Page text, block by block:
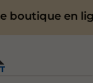
en ligne